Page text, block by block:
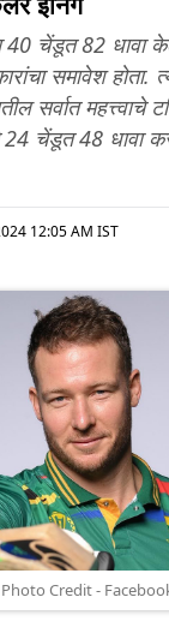
40 चेंडूत 82 धावा
समावेश होता.
सर्वात महत्त्वाचे
24 चेंडूत 48 धावा
12:05 AM IST
Photo Credit -